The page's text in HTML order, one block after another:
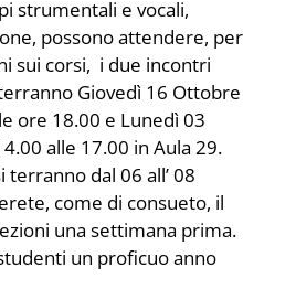
strumentali e vocali,
possono attendere, per
sui corsi, i due incontri
Giovedì 16 Ottobre
ore 18.00 e Lunedì 03
alle 17.00 in Aula 29.
dal 06 all’ 08
come di consueto, il
una settimana prima.
un proficuo anno